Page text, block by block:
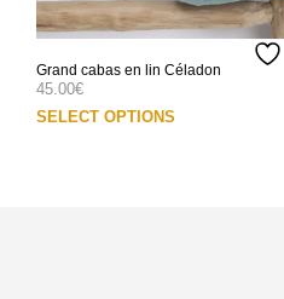
Grand cabas en lin Céladon
45.00€
SELECT OPTIONS